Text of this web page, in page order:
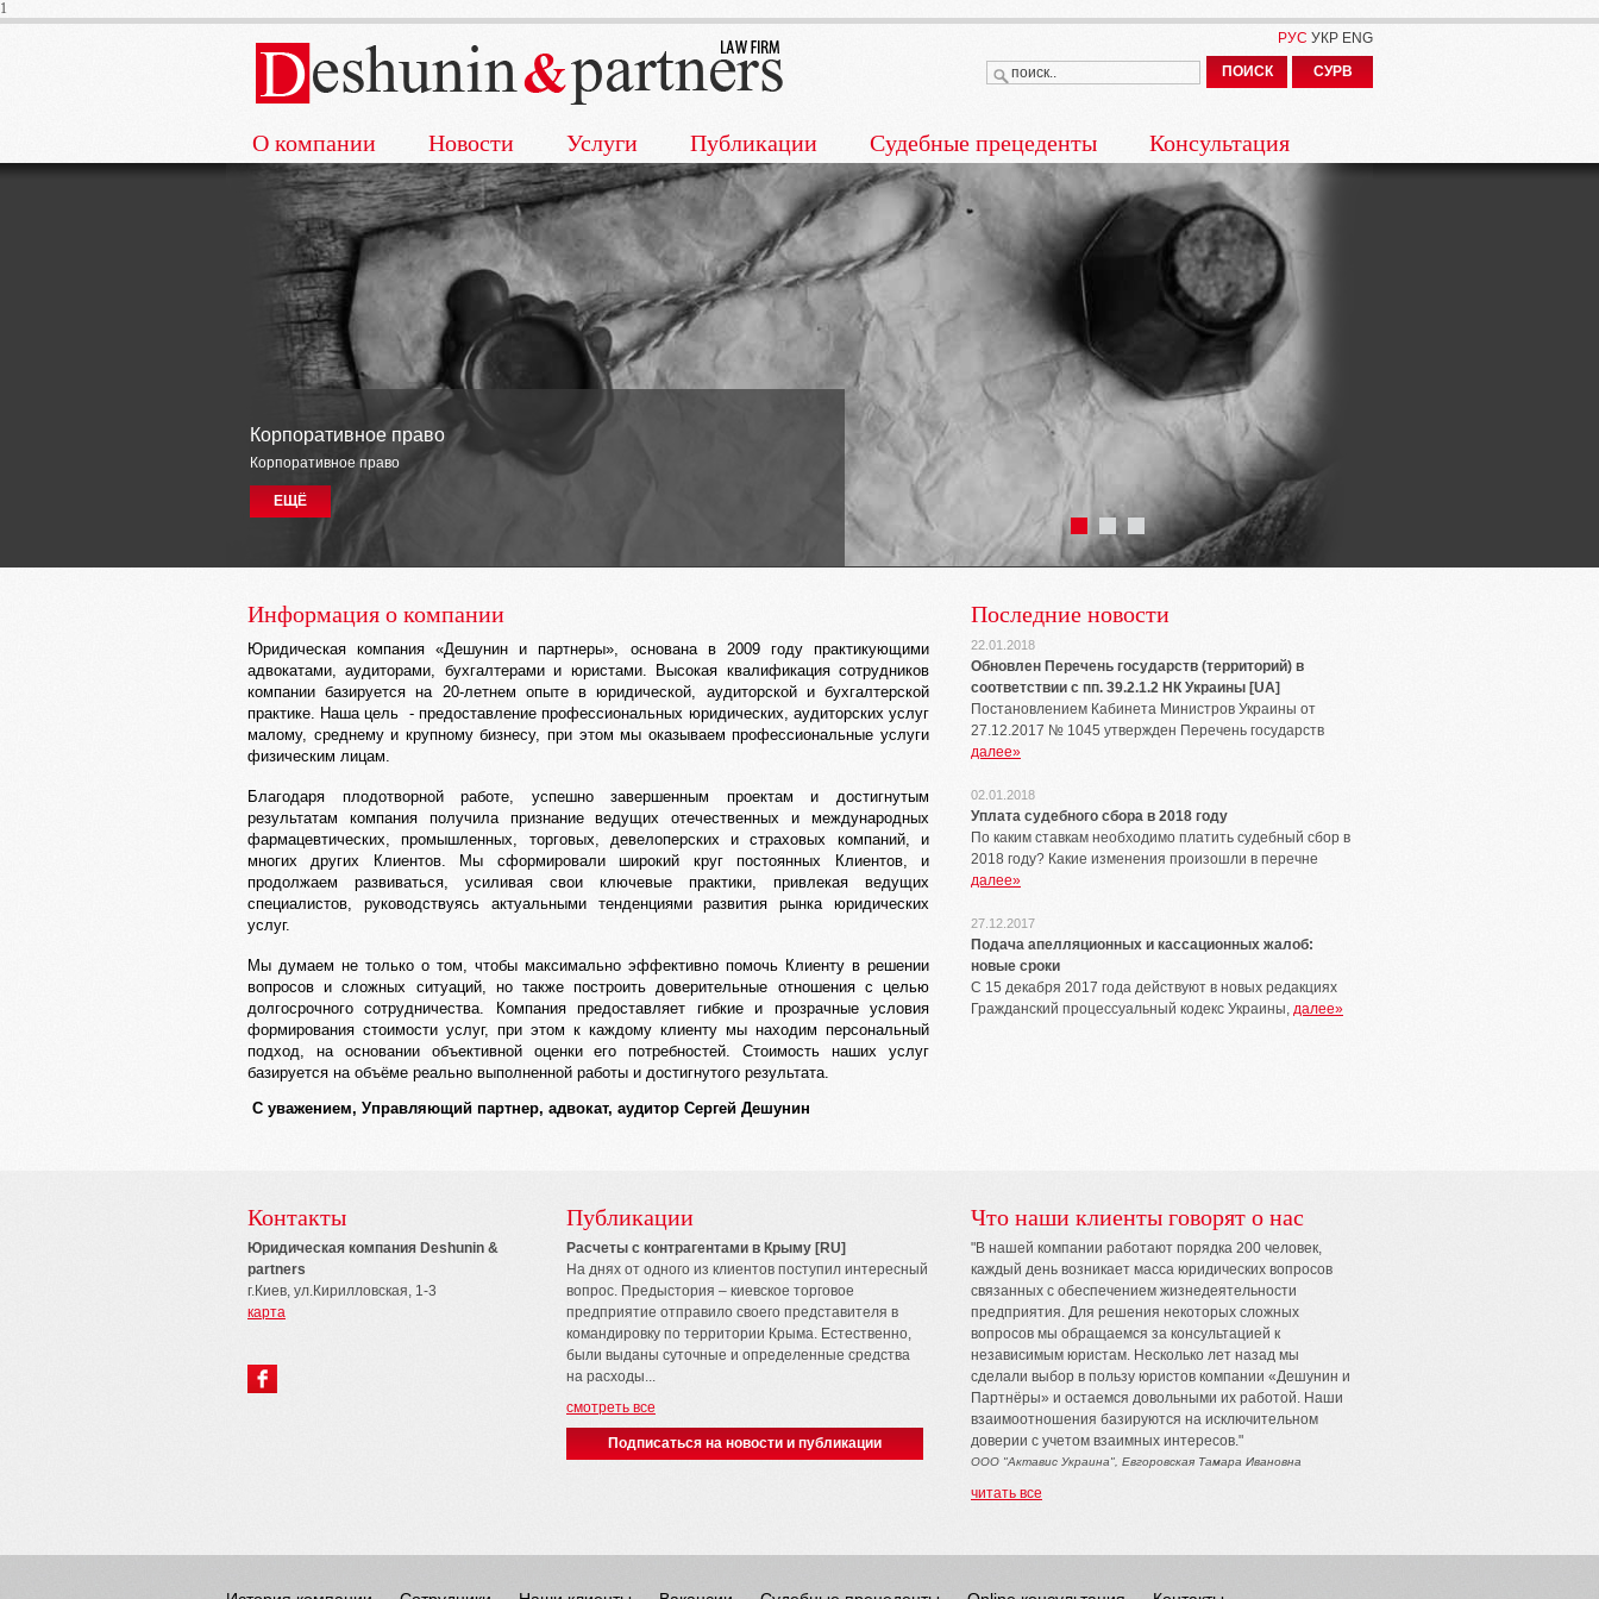
1
РУС УКР ENG
ПОИСК
СУРВ
О компании Новости Услуги Публикации Судебные прецеденты Консультация
Корпоративное право
Корпоративное право
ЕЩЁ
Информация о компании
Юридическая компания «Дешунин и партнеры», основана в 2009 году практикующими
адвокатами, аудиторами, бухгалтерами и юристами. Высокая квалификация сотрудников
компании базируется на 20-летнем опыте в юридической, аудиторской и бухгалтерской
практике. Наша цель - предоставление профессиональных юридических, аудиторских услуг
малому, среднему и крупному бизнесу, при этом мы оказываем профессиональные услуги
физическим лицам.
Благодаря плодотворной работе, успешно завершенным проектам и достигнутым
результатам компания получила признание ведущих отечественных и международных
фармацевтических, промышленных, торговых, девелоперских и страховых компаний, и
многих других Клиентов. Мы сформировали широкий круг постоянных Клиентов, и
продолжаем развиваться, усиливая свои ключевые практики, привлекая ведущих
специалистов, руководствуясь актуальными тенденциями развития рынка юридических
услуг.
Мы думаем не только о том, чтобы максимально эффективно помочь Клиенту в решении
вопросов и сложных ситуаций, но также построить доверительные отношения с целью
долгосрочного сотрудничества. Компания предоставляет гибкие и прозрачные условия
формирования стоимости услуг, при этом к каждому клиенту мы находим персональный
подход, на основании объективной оценки его потребностей. Стоимость наших услуг
базируется на объёме реально выполненной работы и достигнутого результата.
С уважением, Управляющий партнер, адвокат, аудитор Сергей Дешунин
Последние новости
22.01.2018
Обновлен Перечень государств (территорий) в
соответствии с пп. 39.2.1.2 НК Украины [UA]
Постановлением Кабинета Министров Украины от
27.12.2017 № 1045 утвержден Перечень государств
далее»
02.01.2018
Уплата судебного сбора в 2018 году
По каким ставкам необходимо платить судебный сбор в
2018 году? Какие изменения произошли в перечне
далее»
27.12.2017
Подача апелляционных и кассационных жалоб:
новые сроки
С 15 декабря 2017 года действуют в новых редакциях
Гражданский процессуальный кодекс Украины, далее»
Контакты
Юридическая компания Deshunin &
partners
г.Киев, ул.Кирилловская, 1-3
карта
Публикации
Расчеты с контрагентами в Крыму [RU]
На днях от одного из клиентов поступил интересный
вопрос. Предыстория – киевское торговое
предприятие отправило своего представителя в
командировку по территории Крыма. Естественно,
были выданы суточные и определенные средства
на расходы...
смотреть все
Подписаться на новости и публикации
Что наши клиенты говорят о нас
"В нашей компании работают порядка 200 человек,
каждый день возникает масса юридических вопросов
связанных с обеспечением жизнедеятельности
предприятия. Для решения некоторых сложных
вопросов мы обращаемся за консультацией к
независимым юристам. Несколько лет назад мы
сделали выбор в пользу юристов компании «Дешунин и
Партнёры» и остаемся довольными их работой. Наши
взаимоотношения базируются на исключительном
доверии с учетом взаимных интересов."
ООО "Актавис Украина", Евгоровская Тамара Ивановна
читать все